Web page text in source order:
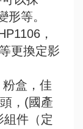
等。
，
更換定影
盒，佳
，(國產
組件（定